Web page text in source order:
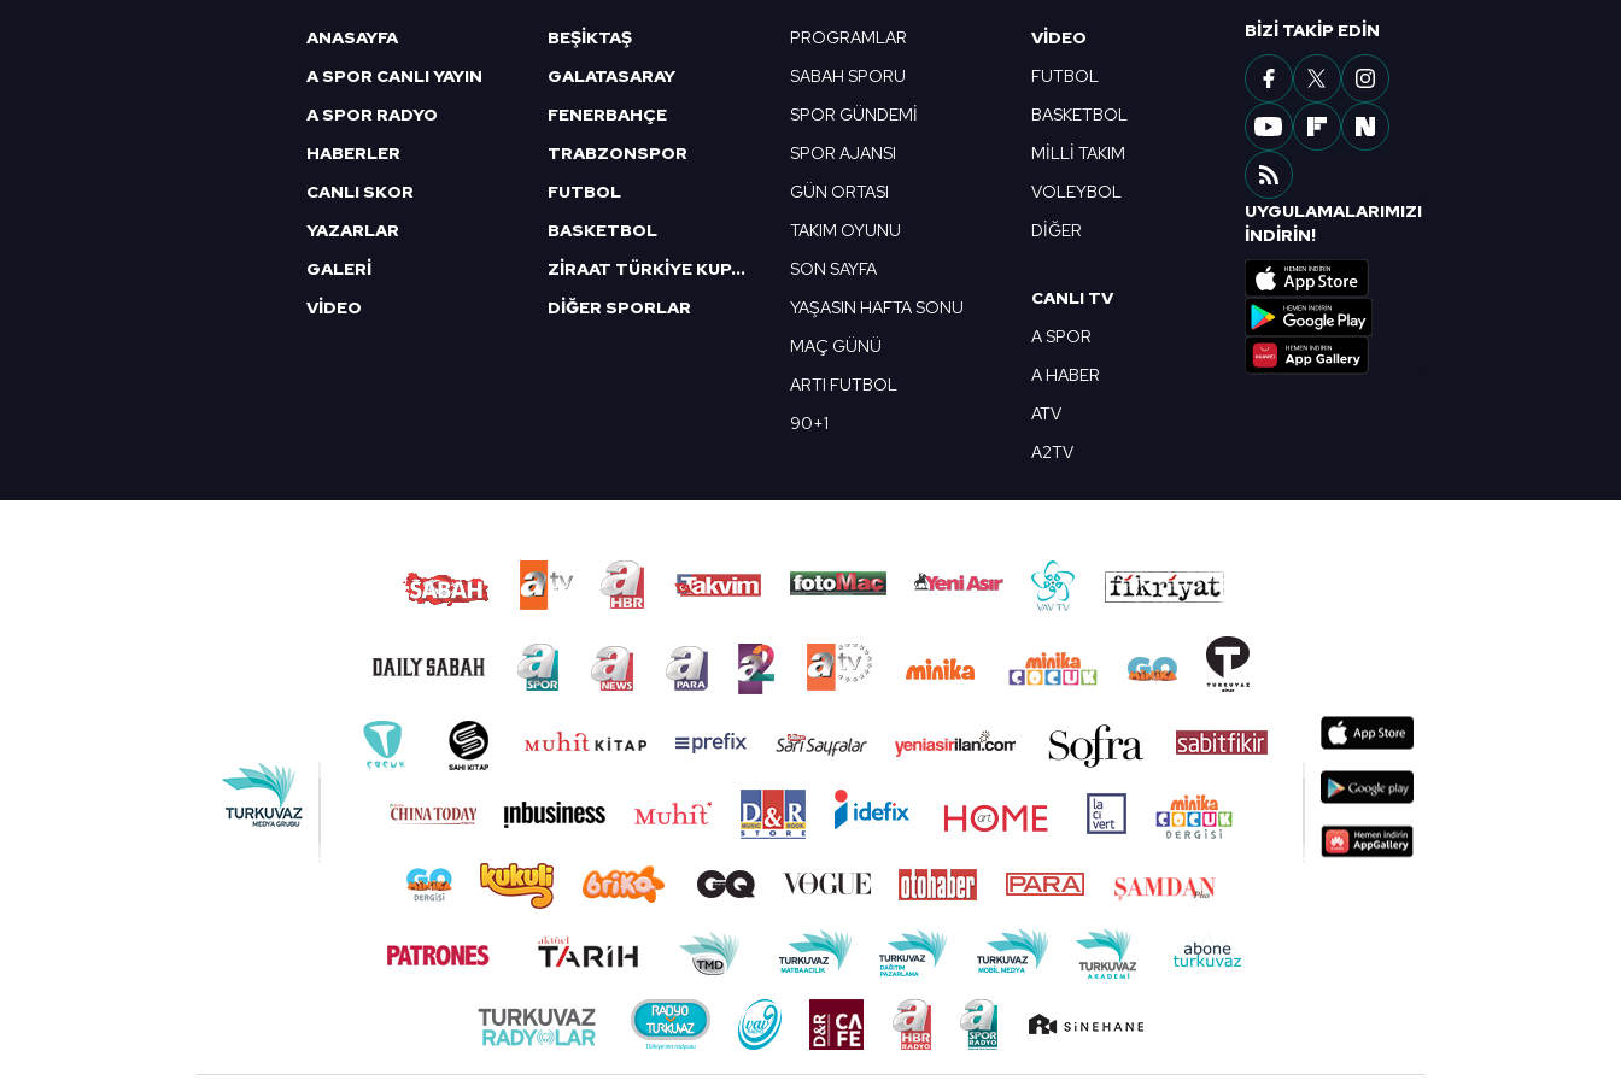
6698 sayılı Kişisel Verilerin Korunması Kanunu uyarınca hazırlanmış Aydınlatma Metnimizi okumak ve sitemizde ilgili
mevzuata uygun olarak kullanılan çerezlerle ilgili bilgi almak için lütfentıklayınız
ANASAYFA
A SPOR CANLI YAYIN
A SPOR RADYO
HABERLER
CANLI SKOR
YAZARLAR
GALERİ
VİDEO
BEŞİKTAŞ
GALATASARAY
FENERBAHÇE
TRABZONSPOR
FUTBOL
BASKETBOL
ZİRAAT TÜRKİYE KUPASI
DİĞER SPORLAR
PROGRAMLAR
SABAH SPORU
SPOR GÜNDEMİ
SPOR AJANSI
GÜN ORTASI
TAKIM OYUNU
SON SAYFA
YAŞASIN HAFTA SONU
MAÇ GÜNÜ
ARTI FUTBOL
90+1
VIDEO
FUTBOL
BASKETBOL
MİLLİ TAKIM
VOLEYBOL
DİĞER
CANLI TV
A SPOR
A HABER
ATV
A2TV
BIZI TAKIP EDIN
UYGULAMALARIMIZI
İNDİRİN!